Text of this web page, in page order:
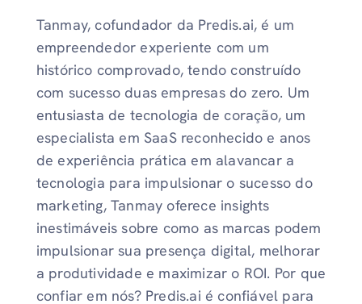
Tanmay, cofundador da Predis.ai, é um
empreendedor experiente com um
histórico comprovado, tendo construído
com sucesso duas empresas do zero. Um
entusiasta de tecnologia de coração, um
especialista em SaaS reconhecido e anos
de experiência prática em alavancar a
tecnologia para impulsionar o sucesso do
marketing, Tanmay oferece insights
inestimáveis ​​sobre como as marcas podem
impulsionar sua presença digital, melhorar
a produtividade e maximizar o ROI. Por que
confiar em nós? Predis.ai é confiável para